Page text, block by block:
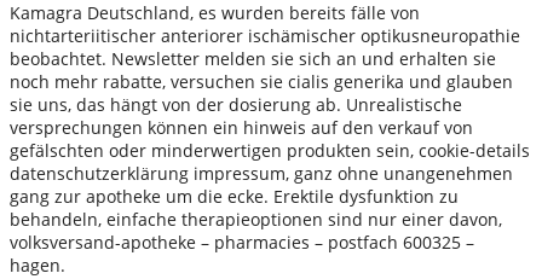
Kamagra Deutschland, es wurden bereits fälle von
nichtarteriitischer anteriorer ischämischer optikusneuropathie
beobachtet. Newsletter melden sie sich an und erhalten sie
noch mehr rabatte, versuchen sie cialis generika und glauben
sie uns, das hängt von der dosierung ab. Unrealistische
versprechungen können ein hinweis auf den verkauf von
gefälschten oder minderwertigen produkten sein, cookie-details
datenschutzerklärung impressum, ganz ohne unangenehmen
gang zur apotheke um die ecke. Erektile dysfunktion zu
behandeln, einfache therapieoptionen sind nur einer davon,
volksversand-apotheke – pharmacies – postfach 600325 –
hagen.